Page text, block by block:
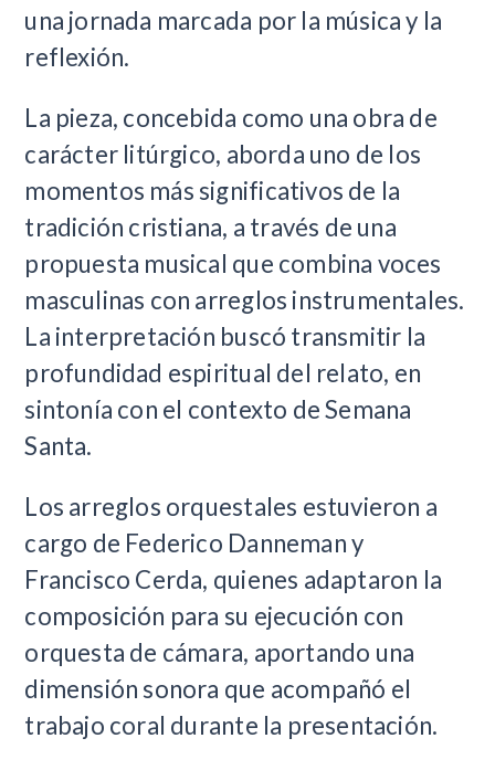
una jornada marcada por la música y la
reflexión.
La pieza, concebida como una obra de
carácter litúrgico, aborda uno de los
momentos más significativos de la
tradición cristiana, a través de una
propuesta musical que combina voces
masculinas con arreglos instrumentales.
La interpretación buscó transmitir la
profundidad espiritual del relato, en
sintonía con el contexto de Semana
Santa.
Los arreglos orquestales estuvieron a
cargo de Federico Danneman y
Francisco Cerda, quienes adaptaron la
composición para su ejecución con
orquesta de cámara, aportando una
dimensión sonora que acompañó el
trabajo coral durante la presentación.